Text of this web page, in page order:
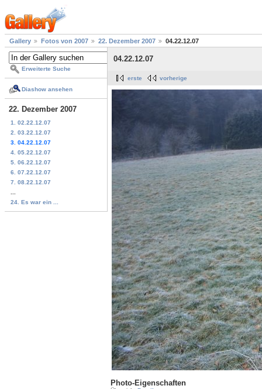
Gallery Fotos von 2007 22. Dezember 2007 04.22.12.07
Erweiterte Suche
Diashow ansehen
22. Dezember 2007
1. 02.22.12.07
2. 03.22.12.07
3. 04.22.12.07
4. 05.22.12.07
5. 06.22.12.07
6. 07.22.12.07
7. 08.22.12.07
24. Es war ein ...
04.22.12.07
erste vorherige
Photo-Eigenschaften